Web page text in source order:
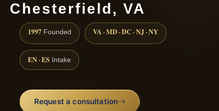
Chesterfield, VA
1997 Founded VA · MD · DC · NJ · NY
EN · ES Intake
Request a consultation